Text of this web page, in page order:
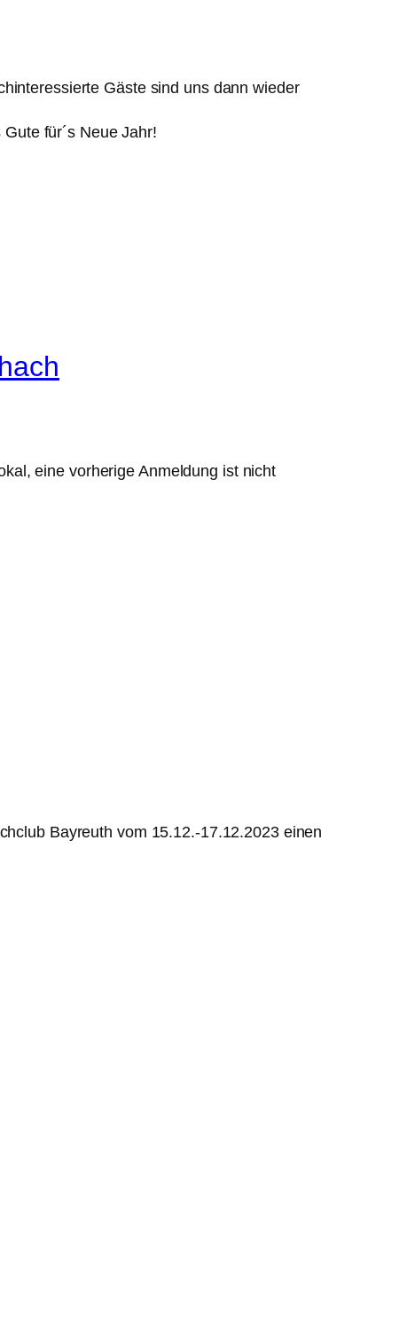
Gäste sind uns dann wieder
für´s Neue Jahr!
eine vorherige Anmeldung ist nicht
Bayreuth vom 15.12.-17.12.2023 einen